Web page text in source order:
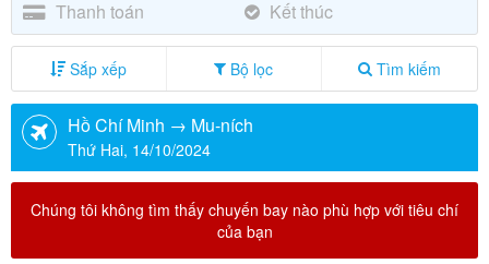
Thanh toán
Kết thúc
Sắp xếp Bộ lọc Tìm kiếm
Hồ Chí Minh → Mu-ních
Thứ Hai, 14/10/2024
Chúng tôi không tìm thấy chuyến bay nào phù hợp với tiêu chí
của bạn